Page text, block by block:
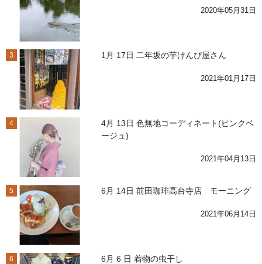
2020年05月31日
3 1月 17日 二年坂の芋けんぴ屋さん
2021年01月17日
4
4月 13日 色無地コーディネート(ピンクベ
ージュ)
2021年04月13日
5 6月 14日 前田珈琲高台寺店 モーニング
2021年06月14日
6 6月 6 日 着物の虫干し